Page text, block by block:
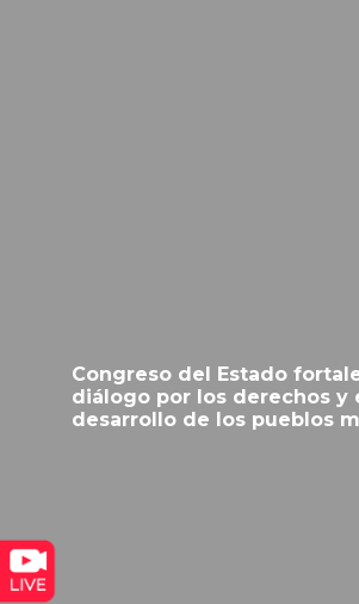
Congreso del Estado
diálogo por los derechos y
desarrollo de los pueblos